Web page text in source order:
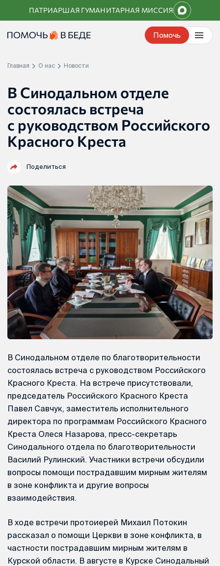
Перейти
к
контенту
ПАТРИАРШАЯ ГУМАНИТАРНАЯ МИССИЯ
Помочь
Главная О нас Новости
В Синодальном отделе
состоялась встреча
с руководством Российского
Красного Креста
Поделиться
В Синодальном отделе по благотворительности
состоялась встреча с руководством Российского
Красного Креста. На встрече присутствовали,
председатель Российского Красного Креста
Павел Савчук, заместитель исполнительного
директора по программам Российского Красного
Креста Олеся Назарова, пресс-секретарь
Синодального отдела по благотворительности
Василий Рулинский. Участники встречи обсудили
вопросы помощи пострадавшим мирным жителям
в зоне конфликта и другие вопросы
взаимодействия.
В ходе встречи протоиерей Михаил Потокин
рассказал о помощи Церкви в зоне конфликта, в
частности пострадавшим мирным жителям в
Курской области. В августе в Курске Синодальный